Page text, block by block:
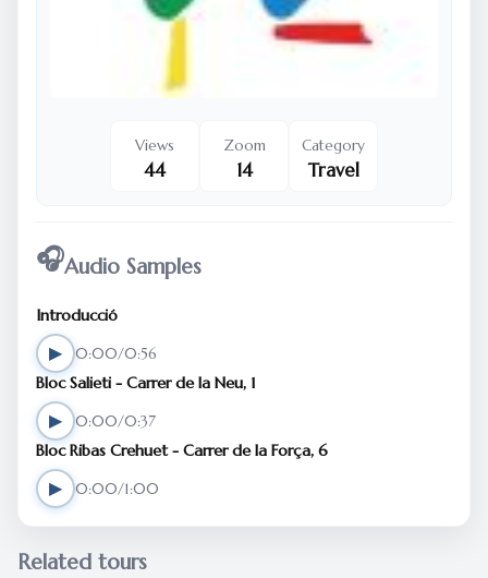
Views
44
Zoom
14
Category
Travel
🎧Audio Samples
Introducció
▶ 0:00/0:56
Bloc Salieti - Carrer de la Neu, 1
▶ 0:00/0:37
Bloc Ribas Crehuet - Carrer de la Força, 6
▶ 0:00/1:00
Related tours